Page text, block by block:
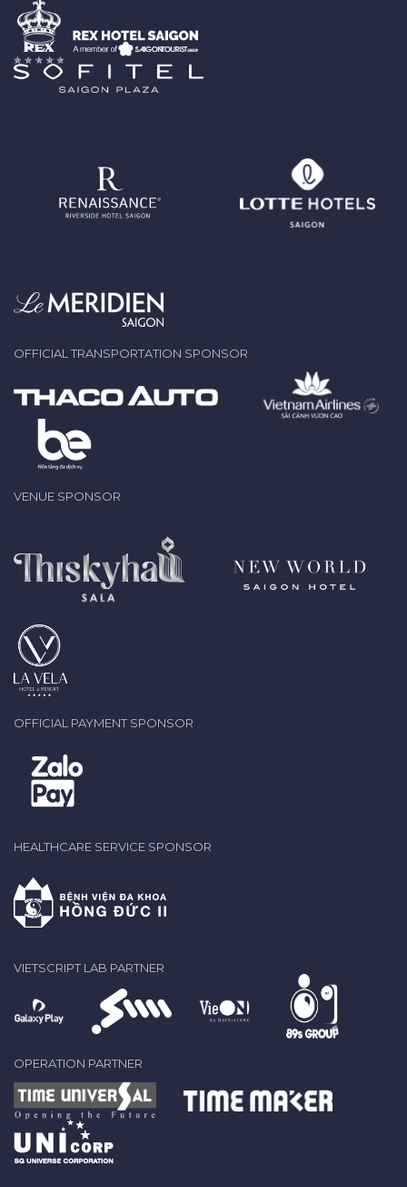
OFFICIAL TRANSPORTATION SPONSOR
VENUE SPONSOR
OFFICIAL PAYMENT SPONSOR
HEALTHCARE SERVICE SPONSOR
VIETSCRIPT LAB PARTNER
OPERATION PARTNER